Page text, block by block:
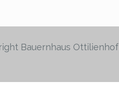
Bauernhaus Ottilienhof